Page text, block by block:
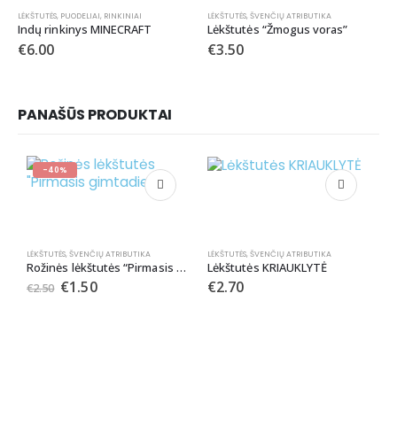
LĖKŠTUTĖS, PUODELIAI, RINKINIAI
Indų rinkinys MINECRAFT
€6.00
LĖKŠTUTĖS, ŠVENČIŲ ATRIBUTIKA
Lėkštutės “Žmogus voras”
€3.50
PANAŠŪS PRODUKTAI
-40%
LĖKŠTUTĖS, ŠVENČIŲ ATRIBUTIKA
Rožinės lėkštutės “Pirmasis gimtadienis”
€2.50 €1.50
LĖKŠTUTĖS, ŠVENČIŲ ATRIBUTIKA
Lėkštutės KRIAUKLYTĖ
€2.70